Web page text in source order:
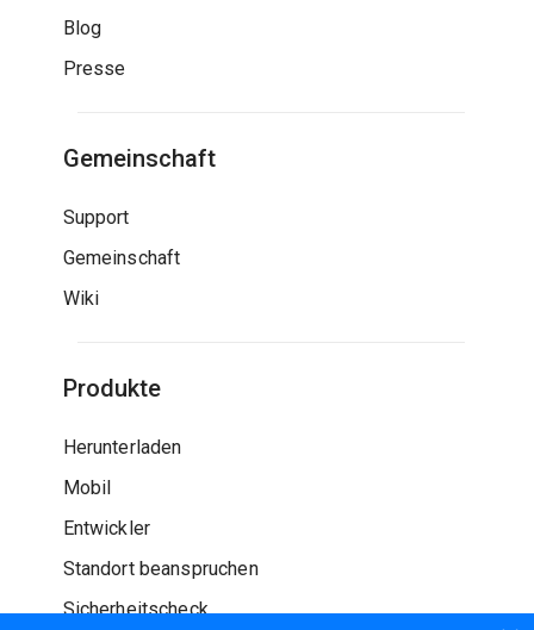
Blog
Presse
Gemeinschaft
Support
Gemeinschaft
Wiki
Produkte
Herunterladen
Mobil
Entwickler
Standort beanspruchen
Sicherheitscheck